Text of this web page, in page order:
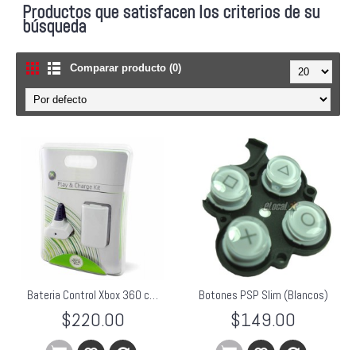
Productos que satisfacen los criterios de su
búsqueda
Comparar producto (0)
Bateria Control Xbox 360 con Cargador USB Blanco
$220.00
Botones PSP Slim (Blancos)
$149.00